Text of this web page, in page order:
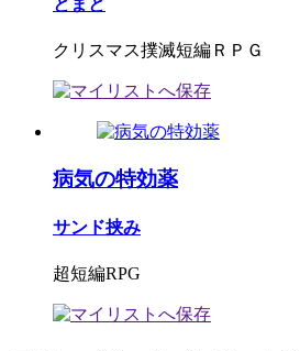
クリスマス撲滅短編ＲＰＧ
病気の特効薬
サンド挟み
超短編RPG